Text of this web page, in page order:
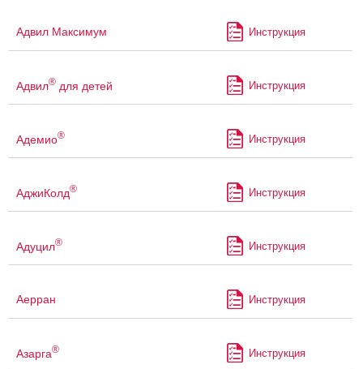
Адвил Максимум Инструкция
Адвил® для детей Инструкция
Адемио® Инструкция
АджиКолд® Инструкция
Адуцил® Инструкция
Аерран Инструкция
Азарга® Инструкция